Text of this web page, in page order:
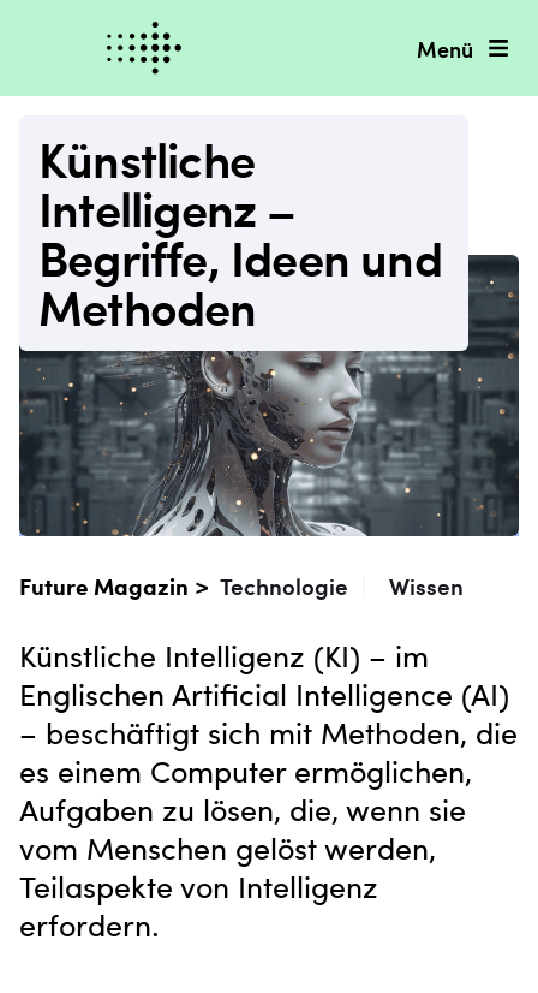
Menü
Künstliche
Intelligenz –
Begriffe, Ideen und
Methoden
Future Magazin > Technologie Wissen
Künstliche Intelligenz (KI) – im
Englischen Artificial Intelligence (AI)
– beschäftigt sich mit Methoden, die
es einem Computer ermöglichen,
Aufgaben zu lösen, die, wenn sie
vom Menschen gelöst werden,
Teilaspekte von Intelligenz
erfordern.